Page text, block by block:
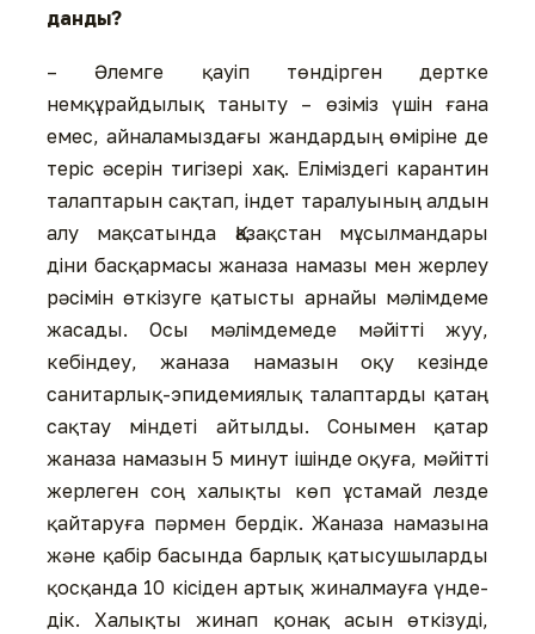
дан­ды?
– Әлемге қауіп төндірген дертке
немқұрайдылық таныту – өзіміз үшін ғана
емес, айна­ла­мыз­дағы жандардың өміріне де
теріс әсерін тигізері хақ. Елі­міз­дегі карантин
талаптарын сақтап, індет таралуының алдын
алу мақсатында Қазақ­стан мұсылмандары
діни басқар­ма­сы жаназа намазы мен жерлеу
рәсімін өткізуге қатысты арнайы мәлімдеме
жасады. Осы мәлімдемеде мәйітті жуу,
кебіндеу, жаназа намазын оқу кезінде
санитарлық-эпи­демиялық талаптарды қатаң
сақтау міндеті айтылды. Сонымен қатар
жаназа намазын 5 минут ішінде оқуға, мәйітті
жерлеген соң халықты көп ұстамай лезде
қайтаруға пәрмен бердік. Жаназа намазына
және қабір басында барлық қатысушыларды
қосқанда 10 кісіден артық жиналмауға үнде­
дік. Халықты жинап қонақ асын өткізуді,